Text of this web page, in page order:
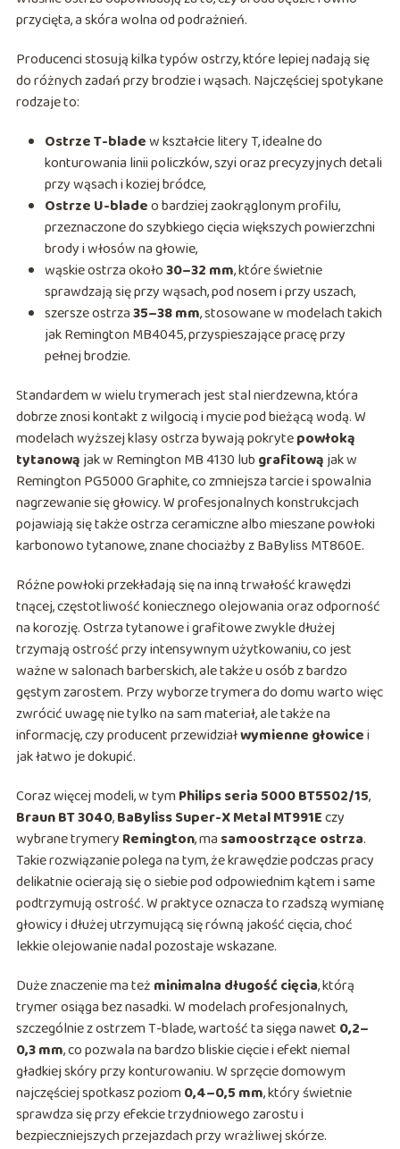
przycięta, a skóra wolna od podrażnień.
Producenci stosują kilka typów ostrzy, które lepiej nadają się
do różnych zadań przy brodzie i wąsach. Najczęściej spotykane
rodzaje to:
Ostrze T-bladew kształcie litery T, idealne do
konturowania linii policzków, szyi oraz precyzyjnych detali
przy wąsach i koziej bródce,
Ostrze U-bladeo bardziej zaokrąglonym profilu,
przeznaczone do szybkiego cięcia większych powierzchni
brody i włosów na głowie,
wąskie ostrza około30–32 mm, które świetnie
sprawdzają się przy wąsach, pod nosem i przy uszach,
szersze ostrza35–38 mm, stosowane w modelach takich
jak Remington MB4045, przyspieszające pracę przy
pełnej brodzie.
Standardem w wielu trymerach jest stal nierdzewna, która
dobrze znosi kontakt z wilgocią i mycie pod bieżącą wodą. W
modelach wyższej klasy ostrza bywają pokrytepowłoką
tytanowąjak w Remington MB 4130 lub grafitowąjak w
Remington PG5000 Graphite, co zmniejsza tarcie i spowalnia
nagrzewanie się głowicy. W profesjonalnych konstrukcjach
pojawiają się także ostrza ceramiczne albo mieszane powłoki
karbonowo tytanowe, znane chociażby z BaByliss MT860E.
Różne powłoki przekładają się na inną trwałość krawędzi
tnącej, częstotliwość koniecznego olejowania oraz odporność
na korozję. Ostrza tytanowe i grafitowe zwykle dłużej
trzymają ostrość przy intensywnym użytkowaniu, co jest
ważne w salonach barberskich, ale także u osób z bardzo
gęstym zarostem. Przy wyborze trymera do domu warto więc
zwrócić uwagę nie tylko na sam materiał, ale także na
informację, czy producent przewidziałwymienne głowicei
jak łatwo je dokupić.
Coraz więcej modeli, w tymPhilips seria 5000 BT5502/15,
Braun BT 3040,BaByliss Super-X Metal MT991Eczy
wybrane trymery Remington, ma samoostrzące ostrza.
Takie rozwiązanie polega na tym, że krawędzie podczas pracy
delikatnie ocierają się o siebie pod odpowiednim kątem i same
podtrzymują ostrość. W praktyce oznacza to rzadszą wymianę
głowicy i dłużej utrzymującą się równą jakość cięcia, choć
lekkie olejowanie nadal pozostaje wskazane.
Duże znaczenie ma też minimalna długość cięcia, którą
trymer osiąga bez nasadki. W modelach profesjonalnych,
szczególnie z ostrzem T-blade, wartość ta sięga nawet 0,2–
0,3 mm, co pozwala na bardzo bliskie cięcie i efekt niemal
gładkiej skóry przy konturowaniu. W sprzęcie domowym
najczęściej spotkasz poziom0,4–0,5 mm, który świetnie
sprawdza się przy efekcie trzydniowego zarostu i
bezpieczniejszych przejazdach przy wrażliwej skórze.